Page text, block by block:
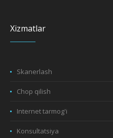
Xizmatlar
Skanerlash
Chop qilish
Internet tarmog'i
Konsultatsiya